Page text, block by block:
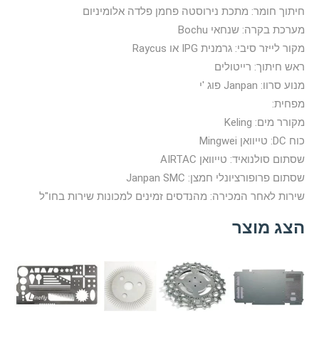
חיתוך חומר: מתכת נירוסטה פחמן פלדה אלומיניום
מערכת בקרה: שנחאי Bochu
מקור לייזר סיבי: גרמנית IPG או Raycus
ראש חיתוך: רייטולים
מנוע סרוו: Janpan פוג 'י
מפחית:
מקורר מים: Keling
כוח DC: טייוואן Mingwei
שסתום סולנואיד: טייוואן AIRTAC
שסתום פרופורציונלי חמצן: Janpan SMC
שירות לאחר המכירה: מהנדסים זמינים למכונות שירות בחו"ל
הצג מוצר